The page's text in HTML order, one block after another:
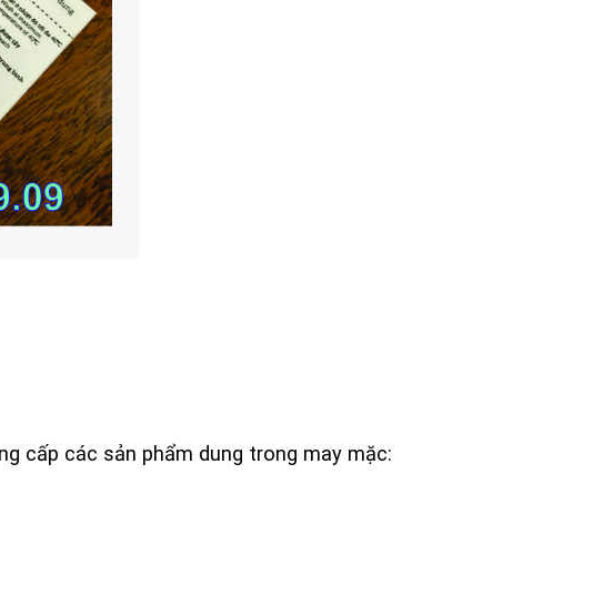
cấp các sản phẩm dung trong may mặc: